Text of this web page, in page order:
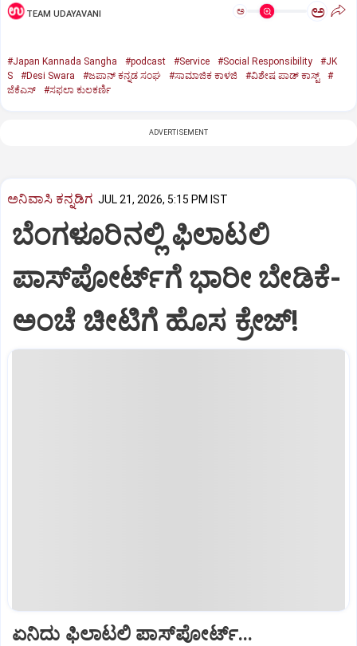
TEAM UDAYAVANI ಅ ಅ
#Japan Kannada Sangha #podcast #Service #Social Responsibility
#JK
S
#Desi Swara #ಜಪಾನ್‌ ಕನ್ನಡ ಸಂಘ #ಸಾಮಾಜಿಕ ಕಾಳಜಿ #ವಿಶೇಷ ಪಾಡ್‌ ಕಾಸ್ಟ್‌
#
ಜೆಕೆಎಸ್‌
#ಸಫಲಾ ಕುಲಕರ್ಣಿ
ADVERTISEMENT
ಅನಿವಾಸಿ ಕನ್ನಡಿಗ JUL 21, 2026, 5:15 PM IST
ಬೆಂಗಳೂರಿನಲ್ಲಿ ಫಿಲಾಟಲಿ
ಪಾಸ್‌ಪೋರ್ಟ್‌ಗೆ ಭಾರೀ ಬೇಡಿಕೆ-
ಅಂಚೆ ಚೀಟಿಗೆ ಹೊಸ ಕ್ರೇಜ್‌!
ಏನಿದು ಫಿಲಾಟಲಿ ಪಾಸ್‌ಪೋರ್ಟ್‌...